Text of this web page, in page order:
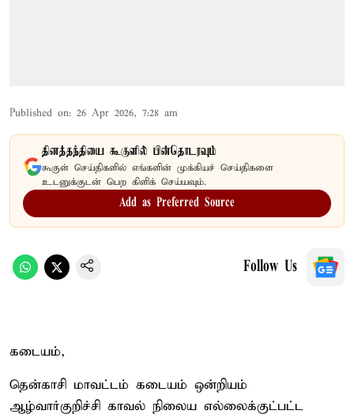
Published on: 26 Apr 2026, 7:28 am
தினத்தந்தியை கூகுளில் பின்தொடரவும்
கூகுள் செய்திகளில் எங்களின் முக்கியச் செய்திகளை
உடனுக்குடன் பெற கிளிக் செய்யவும்.
Add as Preferred Source
Follow Us
கடையம்,
தென்காசி மாவட்டம் கடையம் ஒன்றியம்
ஆழ்வார்குறிச்சி காவல் நிலைய எல்லைக்குட்பட்ட